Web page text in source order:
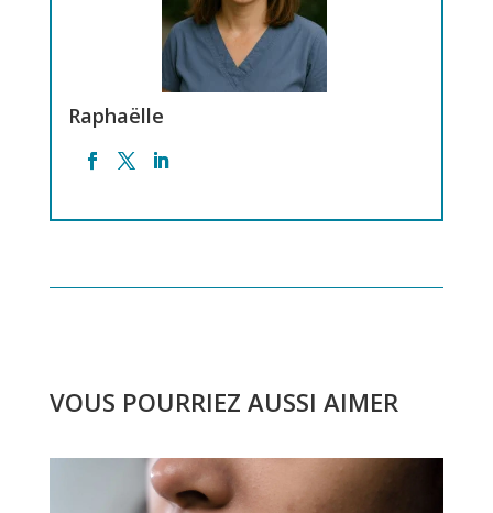
Raphaëlle
VOUS POURRIEZ AUSSI AIMER